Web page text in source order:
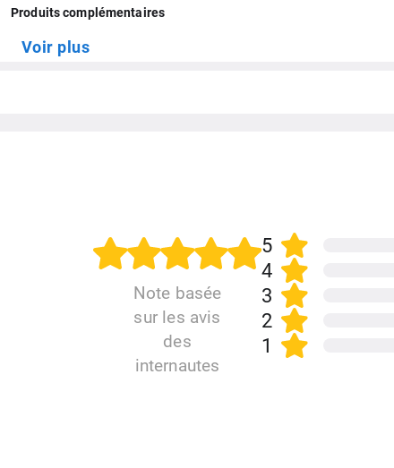
Recharge rapide
Produits complémentaires
Voir plus
Note basée
sur les avis
des
internautes
5
4
3
2
1